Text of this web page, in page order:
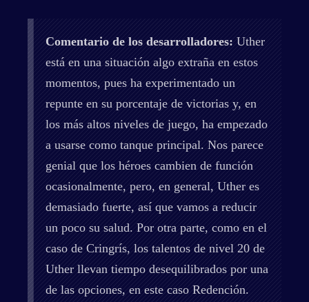
Comentario de los desarrolladores: Uther
está en una situación algo extraña en estos
momentos, pues ha experimentado un
repunte en su porcentaje de victorias y, en
los más altos niveles de juego, ha empezado
a usarse como tanque principal. Nos parece
genial que los héroes cambien de función
ocasionalmente, pero, en general, Uther es
demasiado fuerte, así que vamos a reducir
un poco su salud. Por otra parte, como en el
caso de Cringrís, los talentos de nivel 20 de
Uther llevan tiempo desequilibrados por una
de las opciones, en este caso Redención.